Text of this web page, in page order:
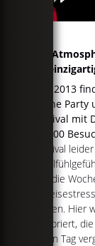
Die
ist
Seit 2013
kleine
Festival
10.000
Festival
mal die
in
tanzen.
zelebriert,
einen Tag